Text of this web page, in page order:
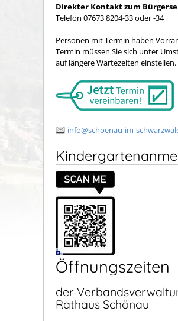
Direkter Kontakt zum
Telefon 07673 8204-33 oder -34
Personen mit Termin haben
Termin müssen Sie sich unter
auf längere Wartezeiten einstellen.
info@schoenau-im-
Öffnungszeiten
der
Rathaus Schönau